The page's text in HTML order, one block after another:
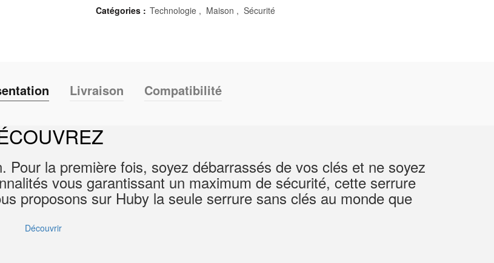
Catégories : Technologie , Maison , Sécurité
Livraison Compatibilité
la première fois, soyez débarrassés de vos clés et ne soyez
vous garantissant un maximum de sécurité, cette serrure
proposons sur Huby la seule serrure sans clés au monde que
Découvrir